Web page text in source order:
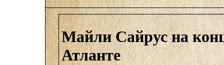
Майли Сайрус на
Атланте